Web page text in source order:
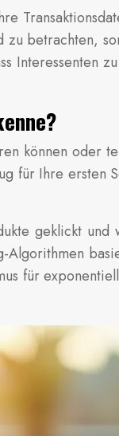
betrachten,
Interessenten
können oder
für Ihre ersten
geklickt und
Algorithmen
für